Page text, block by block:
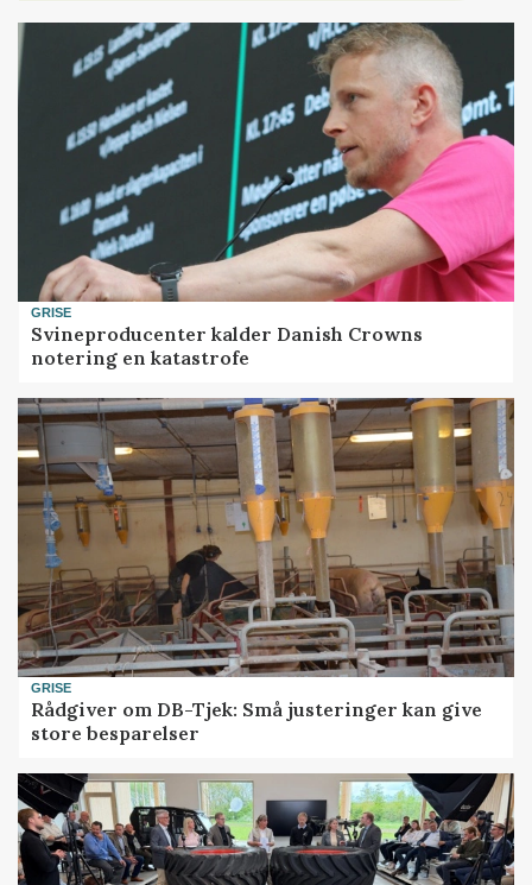
GRISE
Svineproducenter kalder Danish Crowns
notering en katastrofe
GRISE
Rådgiver om DB-Tjek: Små justeringer kan give
store besparelser